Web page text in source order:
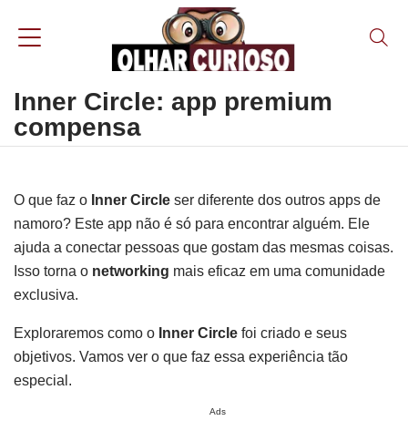
Inner Circle: app premium
compensa
O que faz o Inner Circle ser diferente dos outros apps de
namoro? Este app não é só para encontrar alguém. Ele
ajuda a conectar pessoas que gostam das mesmas coisas.
Isso torna o networking mais eficaz em uma comunidade
exclusiva.
Exploraremos como o Inner Circle foi criado e seus
objetivos. Vamos ver o que faz essa experiência tão
especial.
Ads